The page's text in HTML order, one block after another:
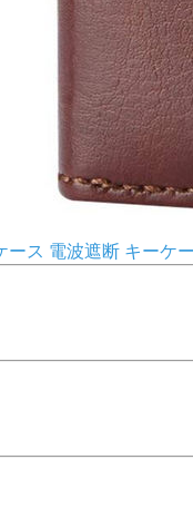
ス 電波遮断 キーケ